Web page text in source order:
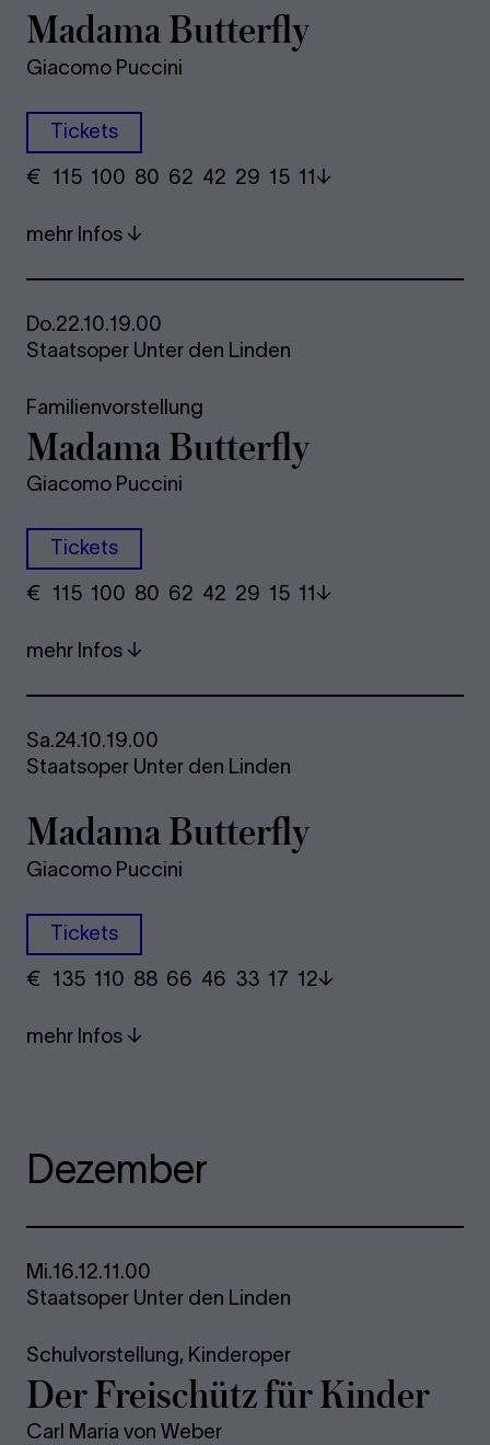
Madama Butterfly
Giacomo Puccini
Tickets
€ ​ 115 100 80​ 62 42 29​ 15 11
mehr Infos
Do.22.10.19.00
Staatsoper Unter den Linden
Familienvorstellung
Madama Butterfly
Giacomo Puccini
Tickets
€ ​ 115 100 80​ 62 42 29​ 15 11
mehr Infos
Sa.24.10.19.00
Staatsoper Unter den Linden
Madama Butterfly
Giacomo Puccini
Tickets
€ ​ 135 110 88​ 66 46 33​ 17 12
mehr Infos
Dezember
Mi.16.12.11.00
Staatsoper Unter den Linden
Schulvorstellung, Kinderoper
Der Freischütz für Kinder
Carl Maria von Weber